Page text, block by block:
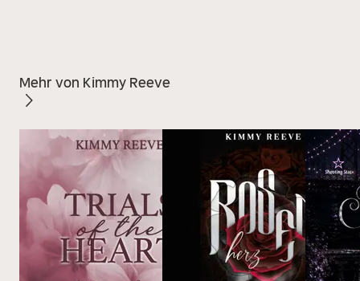
Mehr von Kimmy Reeve